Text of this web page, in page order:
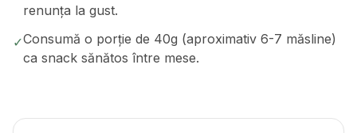
renunța la gust.
✓Consumă o porție de 40g (aproximativ 6-7 măsline)
ca snack sănătos între mese.